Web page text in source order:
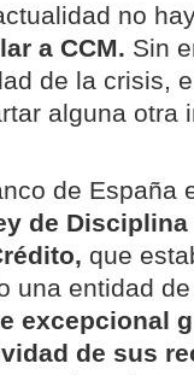
no
a CCM. Sin
de la crisis,
alguna otra
de España
de
que
una entidad
excepcional
de sus